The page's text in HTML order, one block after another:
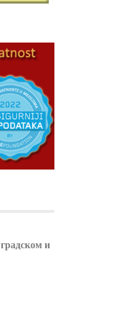
и